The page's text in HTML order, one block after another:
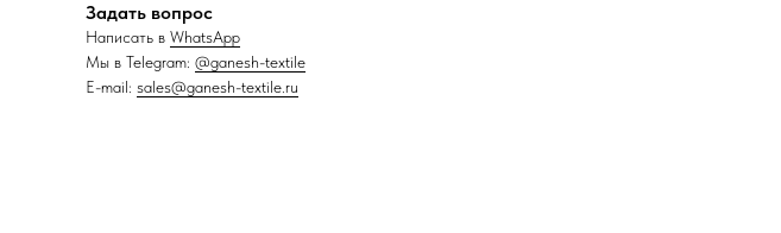
Задать вопрос
Написать в WhatsApp
Мы в Telegram: @ganesh-textile
E-mail: sales@ganesh-textile.ru